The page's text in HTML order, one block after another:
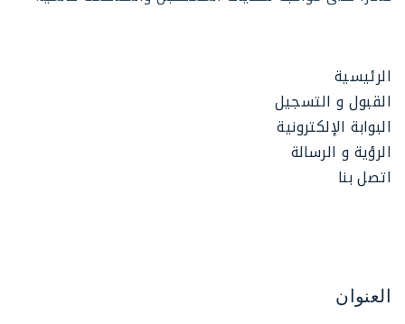
الرئيسية
القبول و التسجيل
البوابة الإلكترونية
الرؤية و الرسالة
اتصل بنا
العنوان